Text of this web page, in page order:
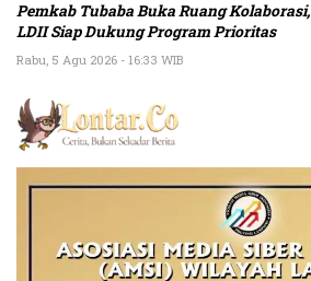
Pemkab Tubaba Buka Ruang Kolaborasi,
LDII Siap Dukung Program Prioritas
Rabu, 5 Agu 2026 - 16:33 WIB